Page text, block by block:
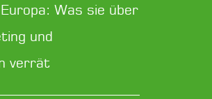
Was sie über
und
verrät